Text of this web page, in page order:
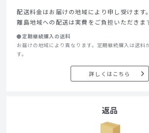
配送料金はお届けの地域により申し受けます
離島地域への配送は実費をご負担いただきま
●定期継続購入の送料
お届けの地域により異なります。定期継続購入は送料
す。
詳しくはこちら
返品